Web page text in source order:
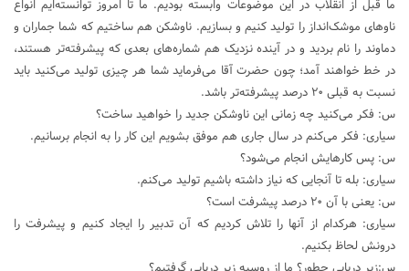
ما قبل از انقلاب در این موضوعات وابسته بودیم. ما تا امروز توانسته‌ایم انواع
ناوهای موشک‌انداز را تولید کنیم و بسازیم. ناوشکن هم ساختیم که شما جماران و
دماوند را نام بردید و در آینده نزدیک هم شماره‌های بعدی که پیشرفته‌تر هستند،
در خط خواهند آمد؛ چون حضرت آقا می‌فرماید شما هر چیزی تولید می‌کنید باید
نسبت به قبلی ۲۰ درصد پیشرفته‌تر باشد.
س: فکر می‌کنید چه زمانی این ناوشکن جدید را خواهید ساخت؟
سیاری: فکر می‌کنم در سال جاری هم موفق بشویم این کار را به انجام برسانیم.
س: پس کارهایش انجام می‌شود؟
سیاری: بله تا آنجایی که نیاز داشته باشیم تولید می‌کنم.
س: یعنی با آن ۲۰ درصد پیشرفت است؟
سیاری: هرکدام از آنها را تلاش کردیم که آن تدبیر را ایجاد کنیم و پیشرفت را
درونش لحاظ بکنیم.